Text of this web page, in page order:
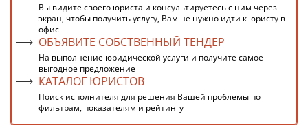
Вы видите своего юриста и консультируетесь с ним через
экран, чтобы получить услугу, Вам не нужно идти к юристу в
офис
ОБЪЯВИТЕ СОБСТВЕННЫЙ ТЕНДЕР
На выполнение юридической услуги и получите самое
выгодное предложение
КАТАЛОГ ЮРИСТОВ
Поиск исполнителя для решения Вашей проблемы по
фильтрам, показателям и рейтингу